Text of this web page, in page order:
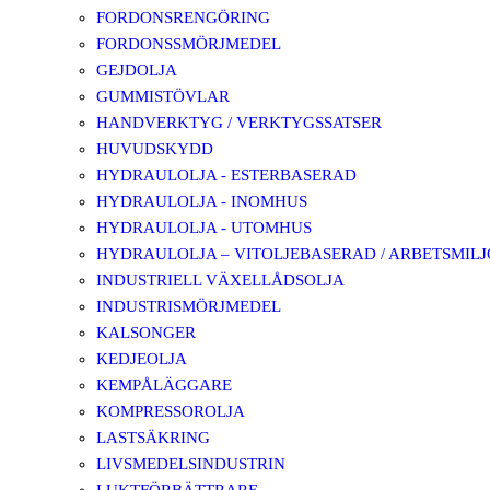
FORDONSRENGÖRING
FORDONSSMÖRJMEDEL
GEJDOLJA
GUMMISTÖVLAR
HANDVERKTYG / VERKTYGSSATSER
HUVUDSKYDD
HYDRAULOLJA - ESTERBASERAD
HYDRAULOLJA - INOMHUS
HYDRAULOLJA - UTOMHUS
HYDRAULOLJA – VITOLJEBASERAD /
INDUSTRIELL VÄXELLÅDSOLJA
INDUSTRISMÖRJMEDEL
KALSONGER
KEDJEOLJA
KEMPÅLÄGGARE
KOMPRESSOROLJA
LASTSÄKRING
LIVSMEDELSINDUSTRIN